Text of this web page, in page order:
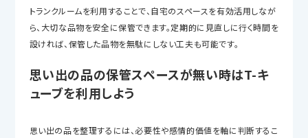
トランクルームを利用することで、自宅のスペースを有効活用しなが
ら、大切な品物を安全に保管できます。定期的に見直しに行く時間を
設ければ、保管した品物を無駄にしない工夫も可能です。
思い出の品の保管スペースが無い時はT-キ
ューブを利用しよう
思い出の品を整理するには、必要性や感情的価値を軸に判断するこ